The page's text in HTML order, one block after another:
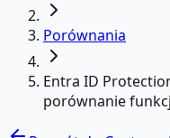
Porównania
Entra ID
porównanie